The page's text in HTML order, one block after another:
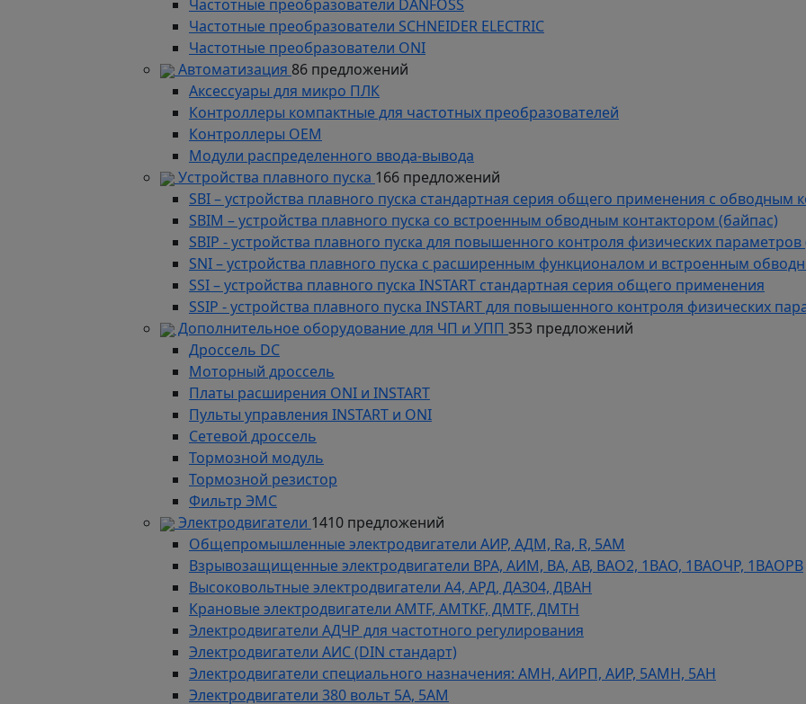
Частотные преобразователи DANFOSS
Частотные преобразователи SCHNEIDER ELECTRIC
Частотные преобразователи ONI
Автоматизация 86 предложений
Аксессуары для микро ПЛК
Контроллеры компактные для частотных преобразователей
Контроллеры ОЕМ
Модули распределенного ввода-вывода
Устройства плавного пуска 166 предложений
SBI – устройства плавного пуска стандартная серия общего применения с обводным
SBIM – устройства плавного пуска со встроенным обводным контактором (байпас)
SBIP - устройства плавного пуска для повышенного контроля физических
SNI – устройства плавного пуска с расширенным функционалом и встроенным
SSI – устройства плавного пуска INSTART стандартная серия общего применения
SSIP - устройства плавного пуска INSTART для повышенного контроля физических
Дополнительное оборудование для ЧП и УПП 353 предложений
Дроссель DC
Моторный дроссель
Платы расширения ONI и INSTART
Пульты управления INSTART и ONI
Сетевой дроссель
Тормозной модуль
Тормозной резистор
Фильтр ЭМС
Электродвигатели 1410 предложений
Общепромышленные электродвигатели АИР, АДМ, Ra, R, 5AM
Взрывозащищенные электродвигатели ВРА, АИМ, ВА, АВ, ВАO2, 1ВАО, 1ВАОЧР, 1ВАОРВ
Высоковольтные электродвигатели A4, АРД, ДАЗ04, ДВАН
Крановые электродвигатели AMTF, AMTKF, ДMTF, ДМТН
Электродвигатели АДЧР для частотного регулирования
Электродвигатели АИС (DIN стандарт)
Электродвигатели специального назначения: АМН, АИРП, АИР, 5АМН, 5АН
Электродвигатели 380 вольт 5А, 5АМ